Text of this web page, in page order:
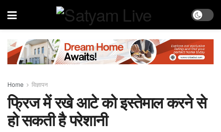
Home विज्ञापन
फ्रिज में रखे आटे को इस्तेमाल करने से
हो सकती है परेशानी